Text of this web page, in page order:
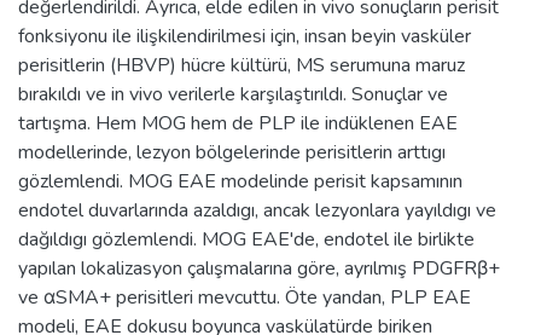
değerlendirildi. Ayrıca, elde edilen in vivo sonuçların perisit
fonksiyonu ile ilişkilendirilmesi için, insan beyin vasküler
perisitlerin (HBVP) hücre kültürü, MS serumuna maruz
bırakıldı ve in vivo verilerle karşılaştırıldı. Sonuçlar ve
tartışma. Hem MOG hem de PLP ile indüklenen EAE
modellerinde, lezyon bölgelerinde perisitlerin arttıgı
gözlemlendi. MOG EAE modelinde perisit kapsamının
endotel duvarlarında azaldıgı, ancak lezyonlara yayıldıgı ve
dağıldıgı gözlemlendi. MOG EAE'de, endotel ile birlikte
yapılan lokalizasyon çalışmalarına göre, ayrılmış PDGFRβ+
ve αSMA+ perisitleri mevcuttu. Öte yandan, PLP EAE
modeli, EAE dokusu boyunca vaskülatürde biriken